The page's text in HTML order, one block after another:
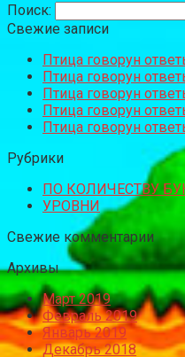
Поиск:
Свежие записи
Птица говорун
Птица говорун
Птица говорун
Птица говорун
Птица говорун
Рубрики
ПО КОЛИЧЕСТВУ
УРОВНИ
Свежие комментарии
Архивы
Март 2019
Февраль 2019
Январь 2019
Декабрь 2018